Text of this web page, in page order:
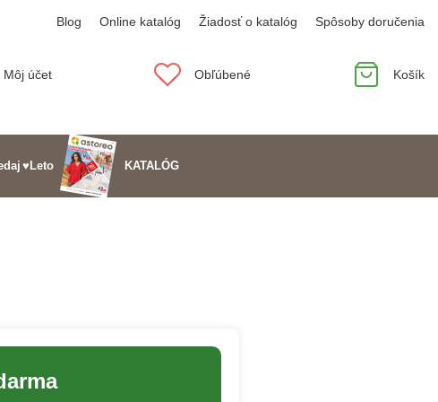
Blog Online katalóg Žiadosť o katalóg Spôsoby doručenia
Môj účet Obľúbené Košík
♥Leto KATALÓG